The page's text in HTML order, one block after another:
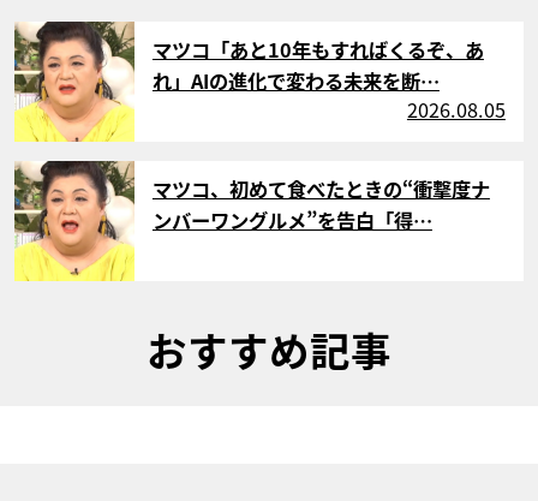
サムネイル
マツコ「あと10年もすればくるぞ、あ
れ」AIの進化で変わる未来を断…
2026.08.05
サムネイル
マツコ、初めて食べたときの“衝撃度ナ
ンバーワングルメ”を告白「得…
おすすめ記事